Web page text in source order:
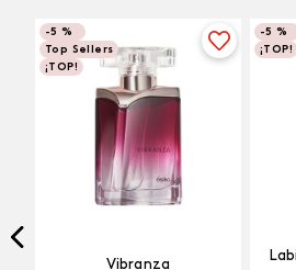
-5 %
Top Sellers
¡TOP!
Vibranza
-5 %
¡TOP!